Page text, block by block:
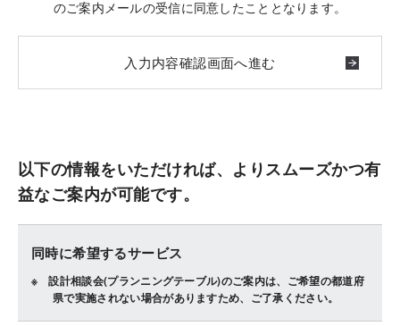
のご案内メールの受信に同意したこととなります。
以下の情報をいただければ、よりスムーズかつ有
益なご案内が可能です。
同時に希望するサービス
設計相談会(プランニングテーブル)のご案内は、ご希望の都道府
県で実施されない場合がありますため、ご了承ください。